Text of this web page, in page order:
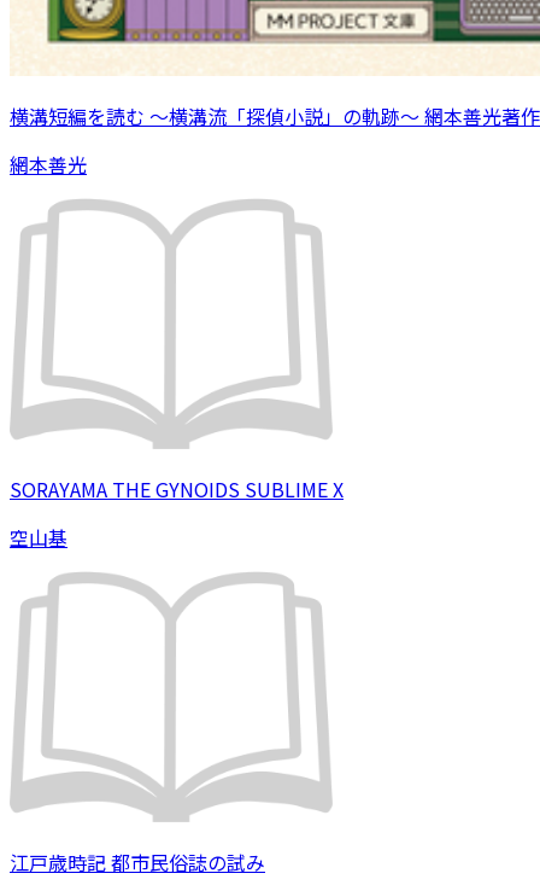
横溝短編を読む 〜横溝流「探偵小説」の軌跡〜 網本善光著
網本善光
SORAYAMA THE GYNOIDS SUBLIME X
空山基
江戸歳時記 都市民俗誌の試み